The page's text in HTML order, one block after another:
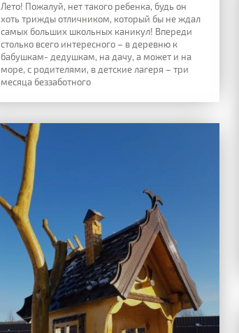
Лето! Пожалуй, нет такого ребенка, будь он
хоть трижды отличником, который бы не ждал
самых больших школьных каникул! Впереди
столько всего интересного – в деревню к
бабушкам- дедушкам, на дачу, а может и на
море, с родителями, в детские лагеря – три
месяца беззаботного